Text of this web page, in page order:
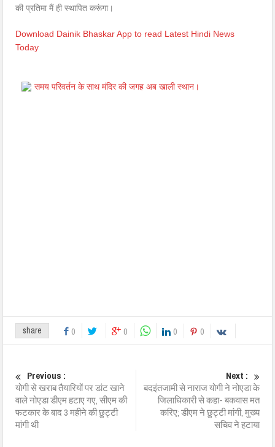
की प्रतिमा मैं ही स्थापित करूंगा।
Download Dainik Bhaskar App to read Latest Hindi News
Today
समय परिवर्तन के साथ मंदिर की जगह अब खाली स्थान।
share 0 0 0 0
Previous :
योगी से खराब तैयारियों पर डांट खाने
वाले नोएडा डीएम हटाए गए, सीएम की
फटकार के बाद 3 महीने की छुट्टी
मांगी थी
Next :
बदइंतजामी से नाराज योगी ने नोएडा के
जिलाधिकारी से कहा- बकवास मत
करिए; डीएम ने छुट्टी मांगी, मुख्य
सचिव ने हटाया